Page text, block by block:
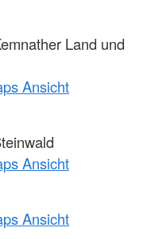
Land und
Ansicht
Ansicht
Ansicht
Foto: A. Zelck / DRKS